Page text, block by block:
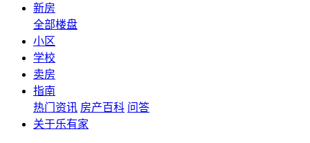
新房
全部楼盘
小区
学校
卖房
指南
热门资讯 房产百科 问答
关于乐有家